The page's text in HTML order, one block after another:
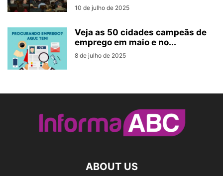
10 de julho de 2025
Veja as 50 cidades campeãs de
emprego em maio e no...
8 de julho de 2025
ABOUT US